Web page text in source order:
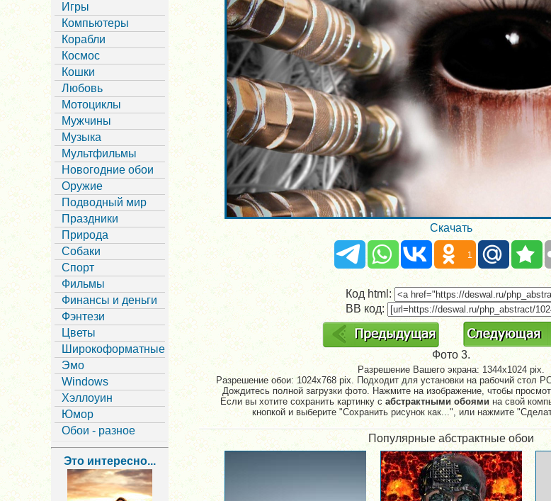
Игры
Компьютеры
Корабли
Космос
Кошки
Любовь
Мотоциклы
Мужчины
Музыка
Мультфильмы
Новогодние обои
Оружие
Подводный мир
Праздники
Природа
Собаки
Спорт
Фильмы
Финансы и деньги
Фэнтези
Цветы
Широкоформатные
Эмо
Windows
Хэллоуин
Юмор
Обои - разное
Это интересно...
Скачать
1
Код html:
BB код:
Фото 3.
Разрешение Вашего экрана: 1344x1024 pix.
Разрешение обои: 1024x768 pix. Подходит для установки на рабочий стол
Дождитесь полной загрузки фото. Нажмите на изображение, чтобы
Если вы хотите сохранить картинку сабстрактными обоями на свой
кнопкой и выберите "Сохранить рисунок как...", или нажмите
Популярные абстрактные обои